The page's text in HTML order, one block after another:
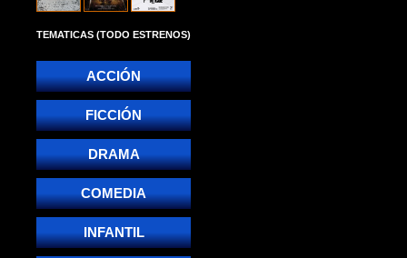
TEMATICAS (TODO ESTRENOS)
ACCIÓN
FICCIÓN
DRAMA
COMEDIA
INFANTIL